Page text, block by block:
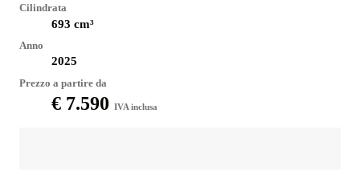
Cilindrata
693 cm³
Anno
2025
Prezzo a partire da
€ 7.590 IVA inclusa